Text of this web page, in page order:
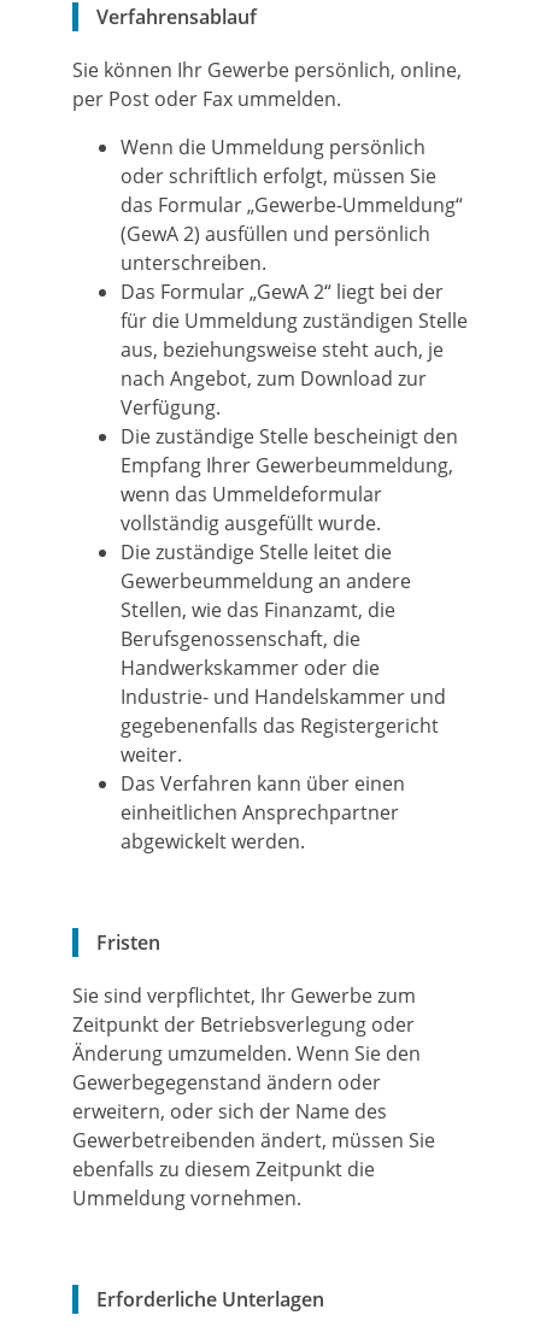
Verfahrensablauf
Sie können Ihr Gewerbe persönlich, online,
per Post oder Fax ummelden.
Wenn die Ummeldung persönlich
oder schriftlich erfolgt, müssen Sie
das Formular „Gewerbe-Ummeldung“
(GewA 2) ausfüllen und persönlich
unterschreiben.
Das Formular „GewA 2“ liegt bei der
für die Ummeldung zuständigen Stelle
aus, beziehungsweise steht auch, je
nach Angebot, zum Download zur
Verfügung.
Die zuständige Stelle bescheinigt den
Empfang Ihrer Gewerbeummeldung,
wenn das Ummeldeformular
vollständig ausgefüllt wurde.
Die zuständige Stelle leitet die
Gewerbeummeldung an andere
Stellen, wie das Finanzamt, die
Berufsgenossenschaft, die
Handwerkskammer oder die
Industrie- und Handelskammer und
gegebenenfalls das Registergericht
weiter.
Das Verfahren kann über einen
einheitlichen Ansprechpartner
abgewickelt werden.
Fristen
Sie sind verpflichtet, Ihr Gewerbe zum
Zeitpunkt der Betriebsverlegung oder
Änderung umzumelden. Wenn Sie den
Gewerbegegenstand ändern oder
erweitern, oder sich der Name des
Gewerbetreibenden ändert, müssen Sie
ebenfalls zu diesem Zeitpunkt die
Ummeldung vornehmen.
Erforderliche Unterlagen